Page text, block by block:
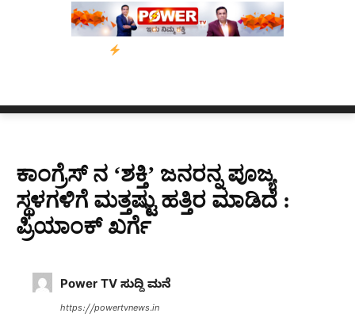
ನ್ಯೂಸ್ ಕಾರ್ಪ್‌ಗೆ ಎಐಯಿಂದ ಸಂಕಷ್ಟ: ಆಸ್ಟ್ರೇಲಿಯಾದಲ್ಲಿ
ಕಾಂಗ್ರೆಸ್ ನ ‘ಶಕ್ತಿ’ ಜನರನ್ನ ಪೂಜ್ಯ
ಸ್ಥಳಗಳಿಗೆ ಮತ್ತಷ್ಟು ಹತ್ತಿರ ಮಾಡಿದೆ :
ಪ್ರಿಯಾಂಕ್ ಖರ್ಗೆ
Power TV ಸುದ್ದಿ ಮನೆ
https://powertvnews.in